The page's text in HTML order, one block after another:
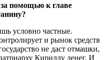
помощью к главе
условно частные.
и рынок средств
не даст отмашки,
Кириллу денег. И